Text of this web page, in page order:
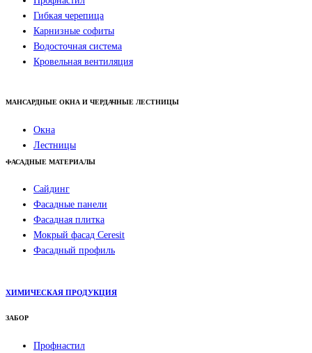
Гибкая черепица
Карнизные софиты
Водосточная система
Кровельная вентиляция
МАНСАРДНЫЕ ОКНА И ЧЕРДАЧНЫЕ ЛЕСТНИЦЫ
Окна
Лестницы
ФАСАДНЫЕ МАТЕРИАЛЫ
Сайдинг
Фасадные панели
Фасадная плитка
Мокрый фасад Ceresit
Фасадный профиль
ХИМИЧЕСКАЯ ПРОДУКЦИЯ
ЗАБОР
Профнастил